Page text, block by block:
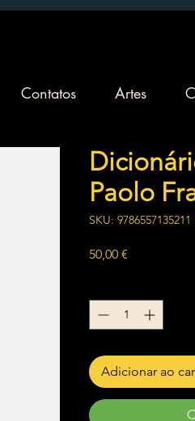
Contatos Artes
Paolo
SKU: 9786557135211
50,00 €
Adicionar ao